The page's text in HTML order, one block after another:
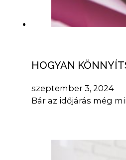
HOGYAN
szeptember 3, 2024
Bár az időjárás még